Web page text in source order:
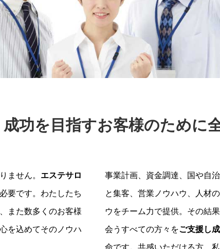
功を目指すお客様のために
ません。 エステサロ
要です。わたしたち
また数多くのお客様
を込めてそのノウハ
事業計画、資金調達、国や自
と集客、営業ノウハウ、人材
ウをチーム力で提供。その結
会うすべての方々をご支援し